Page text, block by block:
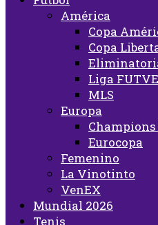
América
Copa
Copa
Liga FUTVE
MLS
Europa
Champions
Eurocopa
Femenino
La Vinotinto
VenEX
Mundial 2026
Tenis